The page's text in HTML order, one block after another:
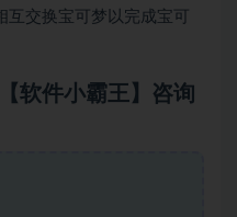
交换宝可梦以完成宝可
软件小霸王】咨询